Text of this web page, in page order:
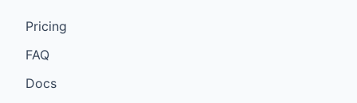
Pricing
FAQ
Docs